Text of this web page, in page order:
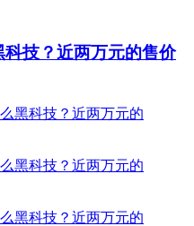
技？近两万元的售价